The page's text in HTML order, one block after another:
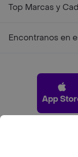
Top Marcas y
Encontranos en
App
Pide tu comida